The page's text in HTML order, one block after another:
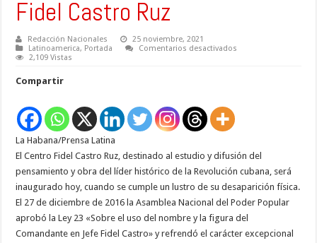
Fidel Castro Ruz
Redacción Nacionales
25 noviembre, 2021
Latinoamerica, Portada Comentarios desactivados
2,109 Vistas
Compartir
La Habana/Prensa Latina
El Centro Fidel Castro Ruz, destinado al estudio y difusión del
pensamiento y obra del líder histórico de la Revolución cubana, será
inaugurado hoy, cuando se cumple un lustro de su desaparición física.
El 27 de diciembre de 2016 la Asamblea Nacional del Poder Popular
aprobó la Ley 23 «Sobre el uso del nombre y la figura del
Comandante en Jefe Fidel Castro» y refrendó el carácter excepcional